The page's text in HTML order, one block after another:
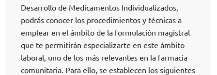
Desarrollo de Medicamentos Individualizados,
podrás conocer los procedimientos y técnicas a
emplear en el ámbito de la formulación magistral
que te permitirán especializarte en este ámbito
laboral, uno de los más relevantes en la farmacia
comunitaria. Para ello, se establecen los siguientes